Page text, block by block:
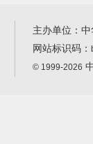
主办单位：
网站标识码：
© 1999-2026